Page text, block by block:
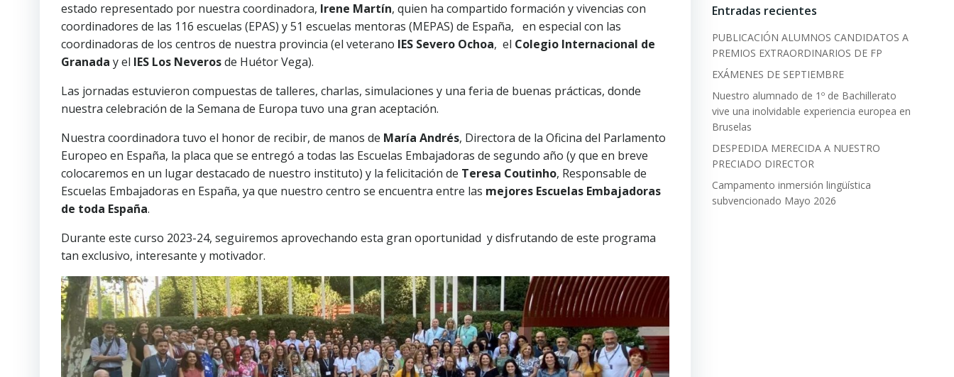
estado representado por nuestra coordinadora, Irene Martín, quien ha compartido formación y vivencias con
coordinadores de las 116 escuelas (EPAS) y 51 escuelas mentoras (MEPAS) de España, en especial con las
coordinadoras de los centros de nuestra provincia (el veterano IES Severo Ochoa, el Colegio Internacional de
Granada y el IES Los Neverosde Huétor Vega).
Las jornadas estuvieron compuestas de talleres, charlas, simulaciones y una feria de buenas prácticas, donde
nuestra celebración de la Semana de Europa tuvo una gran aceptación.
Nuestra coordinadora tuvo el honor de recibir, de manos de María Andrés, Directora de la Oficina del Parlamento
Europeo en España, la placa que se entregó a todas las Escuelas Embajadoras de segundo año (y que en breve
colocaremos en un lugar destacado de nuestro instituto) y la felicitación de Teresa Coutinho, Responsable de
Escuelas Embajadoras en España, ya que nuestro centro se encuentra entre las mejores Escuelas Embajadoras
de toda España.
Durante este curso 2023-24, seguiremos aprovechando esta gran oportunidad y disfrutando de este programa
tan exclusivo, interesante y motivador.
Entradas recientes
PUBLICACIÓN ALUMNOS CANDIDATOS A
PREMIOS EXTRAORDINARIOS DE FP
EXÁMENES DE SEPTIEMBRE
Nuestro alumnado de 1º de Bachillerato
vive una inolvidable experiencia europea en
Bruselas
DESPEDIDA MERECIDA A NUESTRO
PRECIADO DIRECTOR
Campamento inmersión lingüística
subvencionado Mayo 2026